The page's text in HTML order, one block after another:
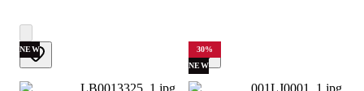
NEW 30%
NEW